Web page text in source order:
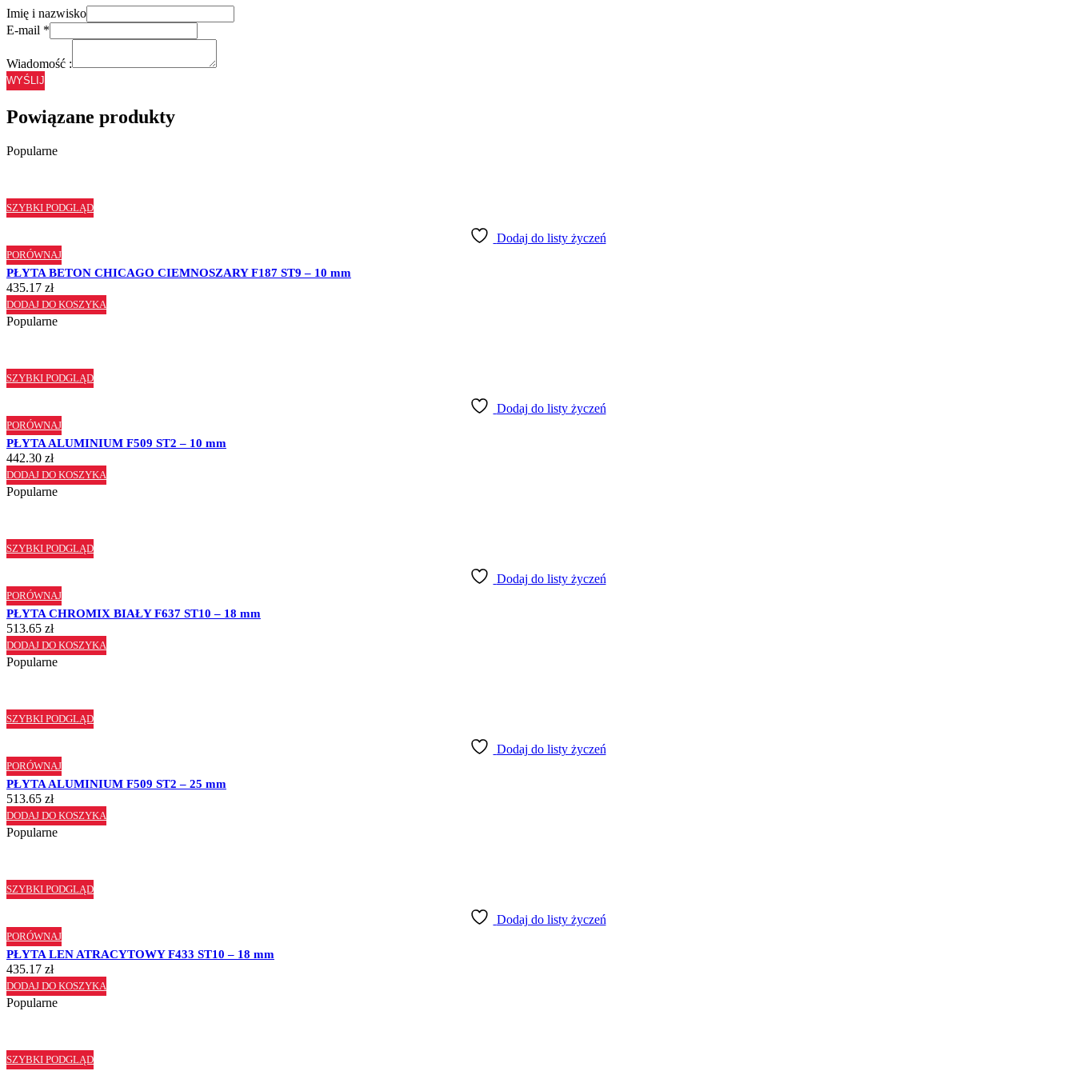
Imię i nazwisko
E-mail *
Wiadomość :
WYŚLIJ
Powiązane produkty
Popularne
SZYBKI PODGLĄD
Dodaj do listy życzeń
PORÓWNAJ
PŁYTA BETON CHICAGO CIEMNOSZARY F187 ST9 – 10 mm
435.17 zł
DODAJ DO KOSZYKA
Popularne
SZYBKI PODGLĄD
Dodaj do listy życzeń
PORÓWNAJ
PŁYTA ALUMINIUM F509 ST2 – 10 mm
442.30 zł
DODAJ DO KOSZYKA
Popularne
SZYBKI PODGLĄD
Dodaj do listy życzeń
PORÓWNAJ
PŁYTA CHROMIX BIAŁY F637 ST10 – 18 mm
513.65 zł
DODAJ DO KOSZYKA
Popularne
SZYBKI PODGLĄD
Dodaj do listy życzeń
PORÓWNAJ
PŁYTA ALUMINIUM F509 ST2 – 25 mm
513.65 zł
DODAJ DO KOSZYKA
Popularne
SZYBKI PODGLĄD
Dodaj do listy życzeń
PORÓWNAJ
PŁYTA LEN ATRACYTOWY F433 ST10 – 18 mm
435.17 zł
DODAJ DO KOSZYKA
Popularne
SZYBKI PODGLĄD